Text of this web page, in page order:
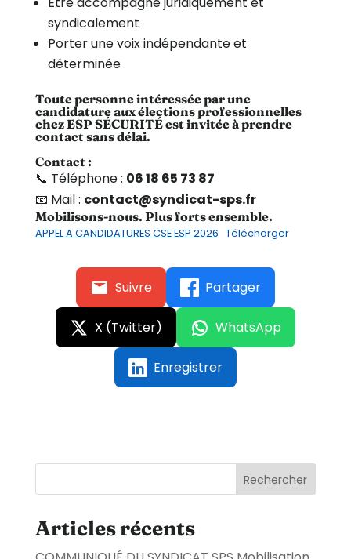
syndicalement
Porter une voix indépendante et
déterminée
Toute personne intéressée par une
candidature aux élections professionnelles
chez ESP SÉCURITÉ est invitée à prendre
contact sans délai.
Contact :
📞 Téléphone : 06 18 65 73 87
📧 Mail : contact@syndicat-sps.fr
Mobilisons-nous. Plus forts ensemble.
APPEL A CANDIDATURES CSE ESP 2026 Télécharger
Suivre Partager
X (Twitter) WhatsApp
Enregistrer
Rechercher
Articles récents